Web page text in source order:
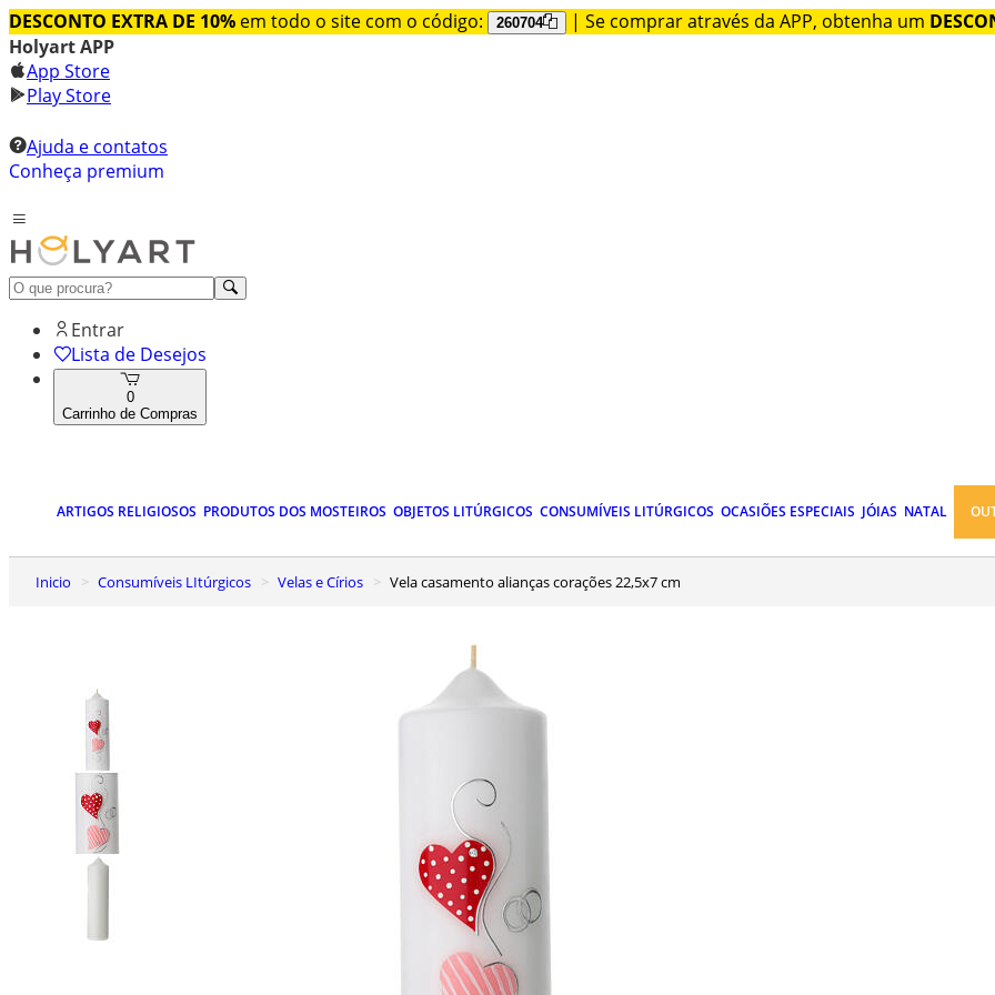
DESCONTO EXTRA DE 10% em todo o site com o código: 260704 | Se comprar através da APP, obtenha um
Holyart APP
App Store
Play Store
Ajuda e contatos
Conheça premium
Entrar
Lista de Desejos
0
Carrinho de Compras
ARTIGOS RELIGIOSOS PRODUTOS DOS MOSTEIROS OBJETOS LITÚRGICOS CONSUMÍVEIS LITÚRGICOS OCASIÕES ESPECIAIS JÓIAS NATAL
Inicio Consumíveis LItúrgicos Velas e Círios Vela casamento alianças corações 22,5x7 cm